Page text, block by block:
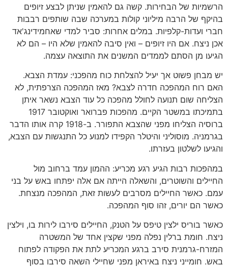
הרשמיות של הבחירות. קשה גם להאמין שניתן לבצע זיופים
בהיקף של הרבה מיליוני קולות במערכה שבה שותפים רבבות
חברי ועדות-קלפיות. במלים אחרות: סביר למדי שאחמידינג'אד
אכן ניצח. אם היו זיופים – ואין סיבה להאמין שלא היו – הם לא
הגיעו מן הסתם לממדים המשנים את התוצאה עצמה.
יש מבחן פשוט אך יעיל להצלחת כוח מהפכני: עמדת הצבא.
האם רוח המהפכה חדרה לצבא? מאז המהפכה הצרפתית, לא
הצליחה שום תנועה לחולל מהפכה כל עוד הצבא נשאר איתן
בתמיכתו במשטר הקיים. מהפכות פברואר ואוקטובר 1917
ברוסיה הצליחו מפני שהצבא התפורר. ב-1918 קרה אותו הדבר
בגרמניה. מוסוליני והיטלר הקפידו למנוע כל התנגשות עם הצבא,
והגיעו לשלטון בעזרתו.
במהפכות רבות הגיע רגע מכריע: ההמון עמד ברחוב מול
החיילים והשוטרים, והשאלה הייתה אם אלה יפתחו באש על בני
עמם. כאשר החיילים מסרבים לעשות זאת, המהפכה מנצחת.
כאשר הם יורים, זהו סוף המהפכה.
כאשר בוריס ילצין טיפס על הטנק, החיילים סירבו לירות בו, וילצין
ניצח. חומת ברלין נפלה מפני שקצין אחד של המשטרה
המזרח-גרמנית סירב ברגע המכריע לתת את הפקודה לפתוח
באש. חומייני ניצח באיראן מפני שחיילי השאה סירבו בסוף